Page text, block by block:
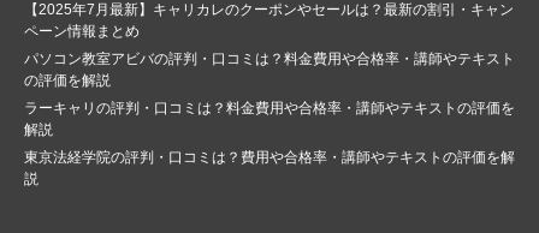
【2025年7月最新】キャリカレのクーポンやセールは？最新の割引・キャン
ペーン情報まとめ
パソコン教室アビバの評判・口コミは？料金費用や合格率・講師やテキスト
の評価を解説
ラーキャリの評判・口コミは？料金費用や合格率・講師やテキストの評価を
解説
東京法経学院の評判・口コミは？費用や合格率・講師やテキストの評価を解
説